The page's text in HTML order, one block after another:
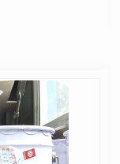
看防火板和防…